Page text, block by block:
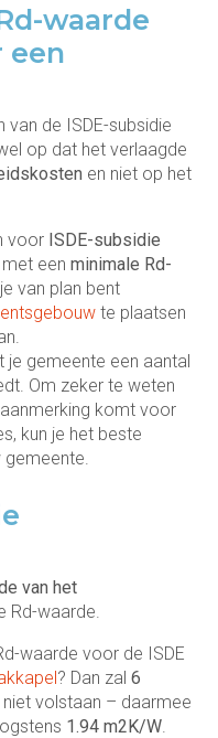
waarde
een
van de ISDE-subsidie
op dat het verlaagde
en niet op het
voor ISDE-subsidie
een minimale Rd-
van plan bent
te plaatsen
gemeente een aantal
Om zeker te weten
komt voor
kun je het beste
van het
Rd-waarde.
waarde voor de ISDE
? Dan zal 6
volstaan – daarmee
1.94 m2K/W.